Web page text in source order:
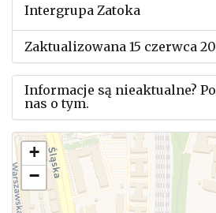
Intergrupa Zatoka
Zaktualizowana 15 czerwca
Informacje są nieaktualne?
nas o tym.
Użyj tego formularza aby
zmianach w powyższym
+
−